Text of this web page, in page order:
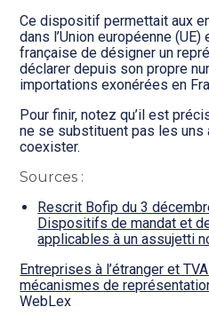
Ce dispositif permettait aux
dans l’Union européenne
française de désigner un
déclarer depuis son propre
importations exonérées en
Pour finir, notez qu’il est
ne se substituent pas les uns
coexister.
Sources :
Rescrit Bofip du 3
Dispositifs de mandat et
applicables à un assujetti
Entreprises à l’étranger et
mécanismes de
WebLex